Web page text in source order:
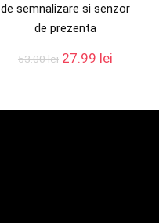
de semnalizare si senzor
de prezenta
53.00lei 27.99 lei